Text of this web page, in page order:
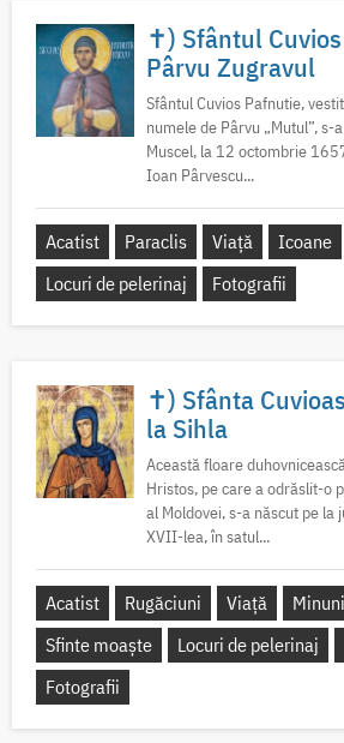
✝) Sfântul
Pârvu Zugravul
Sfântul Cuvios Pafnutie,
numele de Pârvu „Mutul”, s-
Muscel, la 12 octombrie
Ioan Pârvescu...
Acatist Paraclis Viață
Icoane
Locuri de pelerinaj
Fotografii
✝) Sfânta
la Sihla
Această floare
Hristos, pe care a odrăslit-o
al Moldovei, s-a născut pe la
XVII-lea, în satul...
Acatist Rugăciuni Viață Minuni
Sfinte moaște
Locuri de pelerinaj
Fotografii